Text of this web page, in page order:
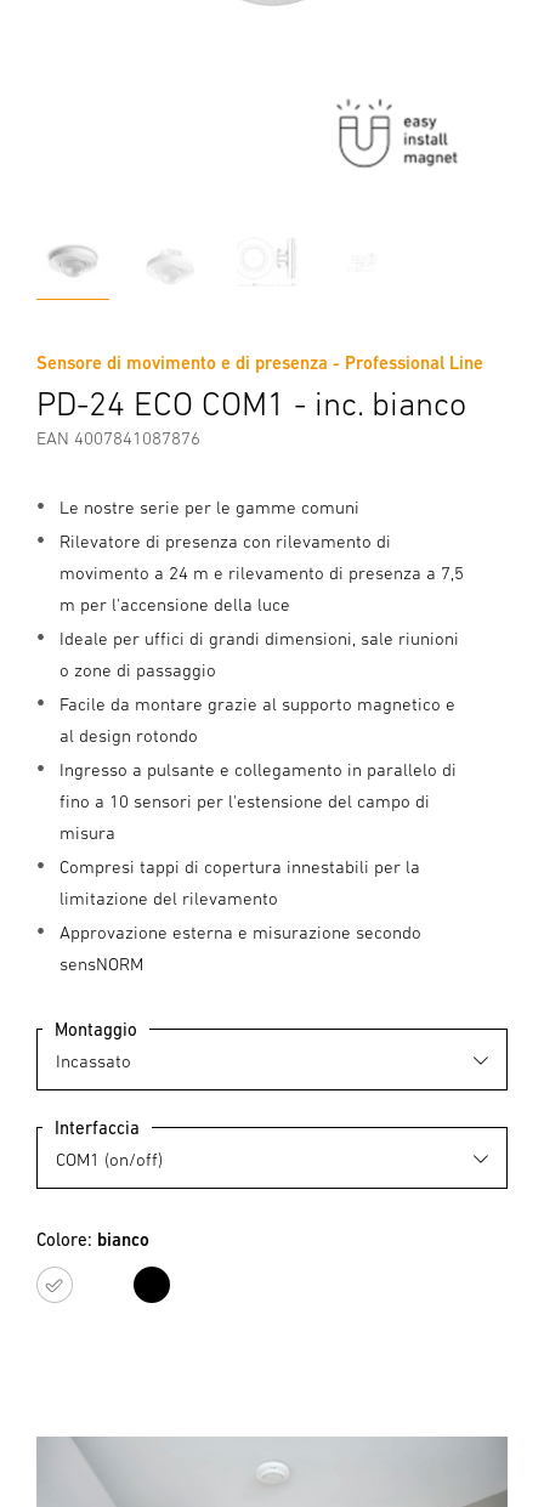
Sensore di movimento e di presenza - Professional Line
PD-24 ECO COM1 - inc. bianco
EAN 4007841087876
Le nostre serie per le gamme comuni
Rilevatore di presenza con rilevamento di
movimento a 24 m e rilevamento di presenza a 7,5
m per l'accensione della luce
Ideale per uffici di grandi dimensioni, sale riunioni
o zone di passaggio
Facile da montare grazie al supporto magnetico e
al design rotondo
Ingresso a pulsante e collegamento in parallelo di
fino a 10 sensori per l'estensione del campo di
misura
Compresi tappi di copertura innestabili per la
limitazione del rilevamento
Approvazione esterna e misurazione secondo
sensNORM
Montaggio
Interfaccia
Colore: bianco
bianconero